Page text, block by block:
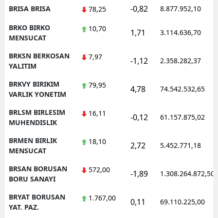
BRISA BRISA 78,25 -0,82 8.877.952,10
BRKO BIRKO
MENSUCAT
10,70 1,71 3.114.636,70
BRKSN BERKOSAN
YALITIM
7,97 -1,12 2.358.282,37
BRKVY BIRIKIM
VARLIK YONETIM
79,95 4,78 74.542.532,65
BRLSM BIRLESIM
MUHENDISLIK
16,11 -0,12 61.157.875,02
BRMEN BIRLIK
MENSUCAT
18,10 2,72 5.452.771,18
BRSAN BORUSAN
BORU SANAYI
572,00 -1,89 1.308.264.872,50
BRYAT BORUSAN
YAT. PAZ.
1.767,00 0,11 69.110.225,00